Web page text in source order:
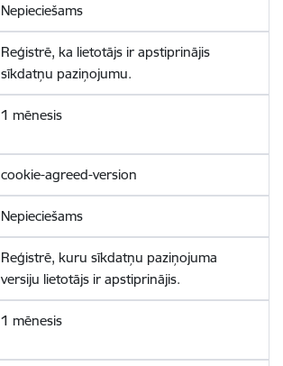
Nepieciešams
Reģistrē, ka lietotājs ir apstiprinājis
sīkdatņu paziņojumu.
1 mēnesis
cookie-agreed-version
Nepieciešams
Reģistrē, kuru sīkdatņu paziņojuma
versiju lietotājs ir apstiprinājis.
1 mēnesis